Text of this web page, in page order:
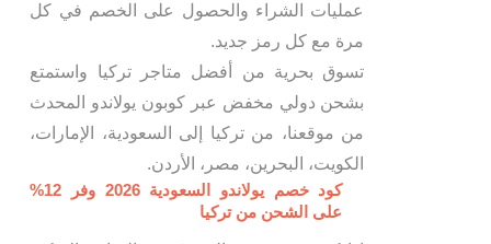
عمليات الشراء والحصول على الخصم في كل
مرة مع كل رمز جديد.
تسوق بحرية من أفضل متاجر تركيا واستمتع
بشحن دولي مخفض عبر كوبون يولاندو المحدث
من موقعنا، من تركيا إلى السعودية، الإمارات،
الكويت، البحرين، مصر، الأردن.
كود خصم يولاندو السعودية 2026 وفر 12%
على الشحن من تركيا